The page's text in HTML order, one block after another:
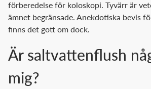
förberedelse för koloskopi. Tyvärr är
ämnet begränsade. Anekdotiska bevis
finns det gott om dock.
Är saltvattenflush
mig?